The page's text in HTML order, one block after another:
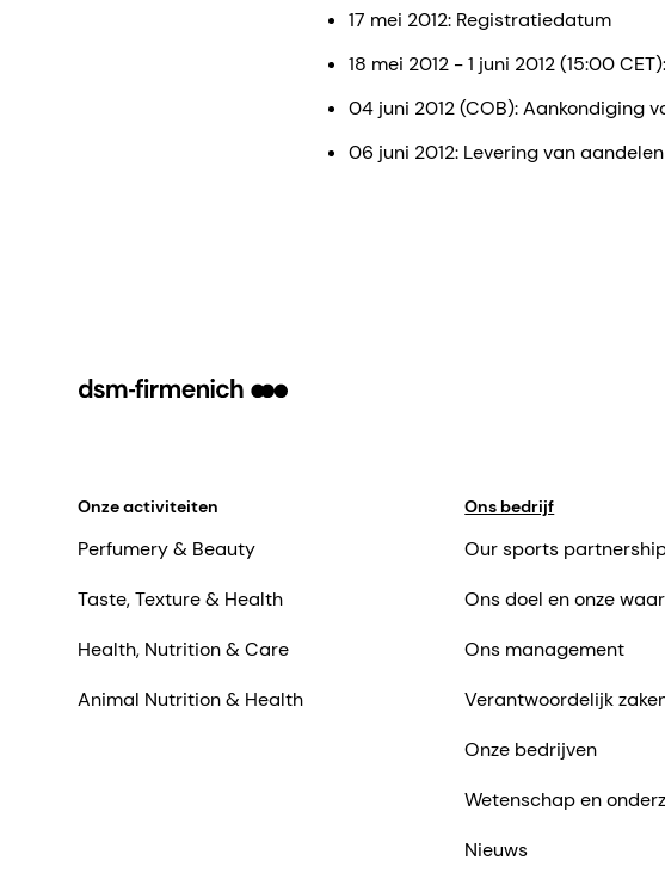
17 mei 2012: Registratiedatum
18 mei 2012 - 1 juni 2012 (15:00
04 juni 2012 (COB): Aankondiging
06 juni 2012: Levering van
Onze activiteiten
Perfumery & Beauty
Taste, Texture & Health
Health, Nutrition & Care
Animal Nutrition & Health
Ons bedrijf
Our sports
Ons doel en onze
Ons management
Verantwoordelijk
Onze bedrijven
Wetenschap en
Nieuws